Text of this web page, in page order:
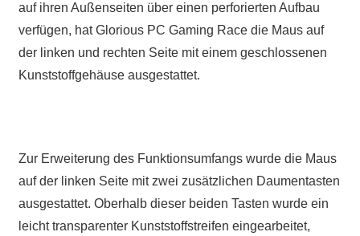
auf ihren Außenseiten über einen perforierten Aufbau
verfügen, hat Glorious PC Gaming Race die Maus auf
der linken und rechten Seite mit einem geschlossenen
Kunststoffgehäuse ausgestattet.
Zur Erweiterung des Funktionsumfangs wurde die Maus
auf der linken Seite mit zwei zusätzlichen Daumentasten
ausgestattet. Oberhalb dieser beiden Tasten wurde ein
leicht transparenter Kunststoffstreifen eingearbeitet,